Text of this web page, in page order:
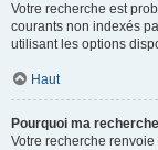
Votre recherche est
courants non indexés
utilisant les options
Haut
Pourquoi ma
Votre recherche